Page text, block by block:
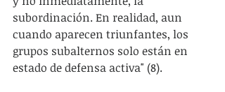
subordinación. En realidad, aun
cuando aparecen triunfantes, los
grupos subalternos solo están en
estado de defensa activa" (8).